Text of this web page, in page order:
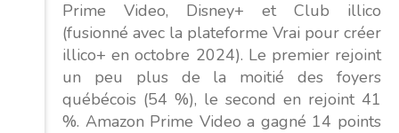
Prime Video, Disney+ et Club illico
(fusionné avec la plateforme Vrai pour créer
illico+ en octobre 2024). Le premier rejoint
un peu plus de la moitié des foyers
québécois (54 %), le second en rejoint 41
%. Amazon Prime Video a gagné 14 points